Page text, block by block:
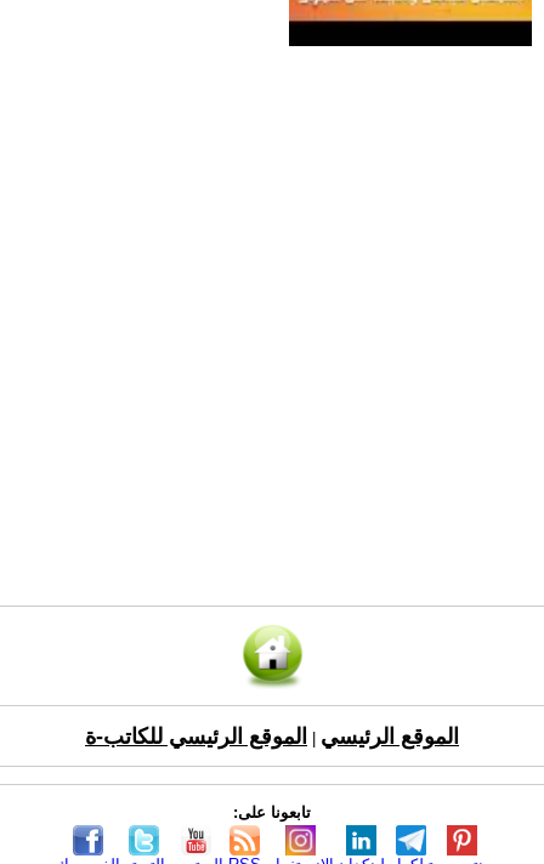
الموقع الرئيسي الموقع الرئيسي للكاتب-ة
تابعونا على: